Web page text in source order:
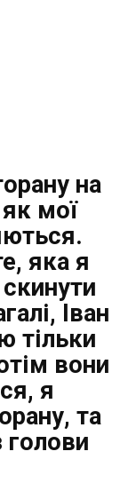
на
мої
яка я
Іван
тільки
вони
я
та
голови